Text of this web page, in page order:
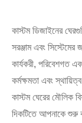
কাস্টম ডিজাইনের
সরঞ্জাম এবং
কার্যকরী, পরিবেশগত
কর্মক্ষমতা এবং
কাস্টম ঘেরের মৌলিক
দিকটিতে আপনাকে শুরু